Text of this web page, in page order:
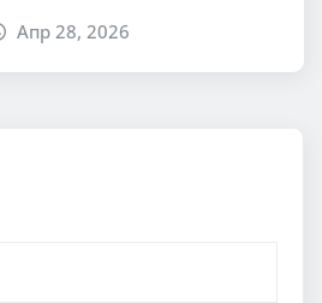
Апр 28, 2026